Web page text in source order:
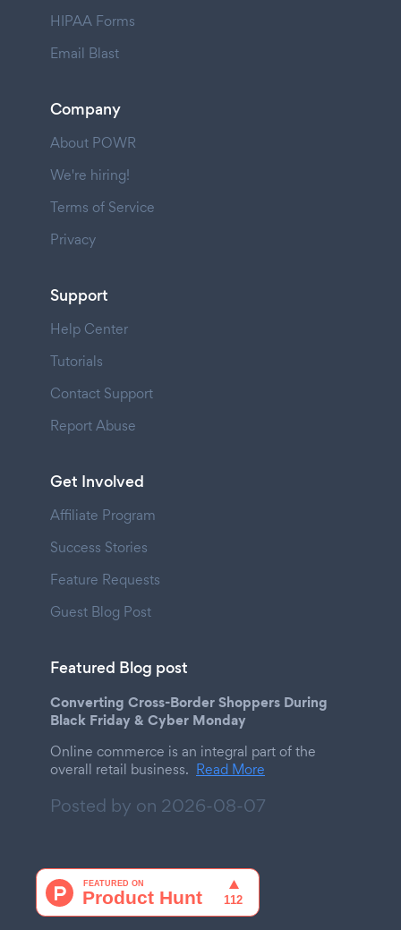
HIPAA Forms
Email Blast
Company
About POWR
We're hiring!
Terms of Service
Privacy
Support
Help Center
Tutorials
Contact Support
Report Abuse
Get Involved
Affiliate Program
Success Stories
Feature Requests
Guest Blog Post
Featured Blog post
Converting Cross-Border Shoppers During
Black Friday & Cyber Monday
Online commerce is an integral part of the
overall retail business. Read More
Posted by on 2026-08-07